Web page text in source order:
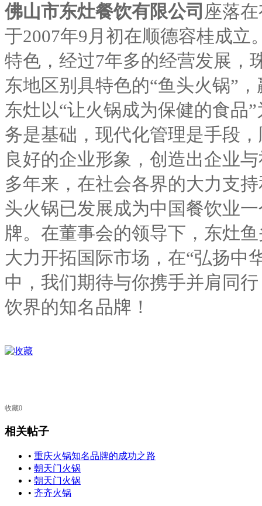
佛山市东灶餐饮有限公司 座落
于2007年9月初在顺德容桂成立
特色，经过7年多的经营发展，
东地区别具特色的“鱼头火锅”
东灶以“让火锅成为保健的食品
务是基础，现代化管理是手段
良好的企业形象，创造出企业
多年来，在社会各界的大力支
头火锅已发展成为中国餐饮业
牌。在董事会的领导下，东灶
大力开拓国际市场，在“弘扬中
中，我们期待与你携手并肩同
饮界的知名品牌！
收藏0
相关帖子
• 重庆火锅知名品牌的成功之路
• 朝天门火锅
• 朝天门火锅
• 齐齐火锅